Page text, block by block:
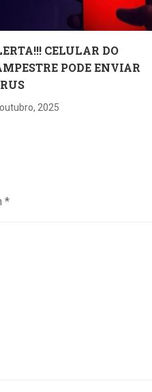
CELULAR DO
PODE ENVIAR
2025
*